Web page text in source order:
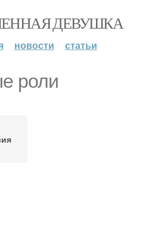
ДЕВУШКА
новости статьи
роли